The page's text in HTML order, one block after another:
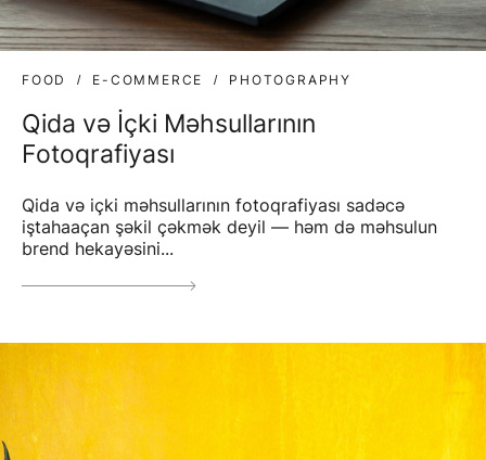
FOOD E-COMMERCE PHOTOGRAPHY
Qida və İçki Məhsullarının
Fotoqrafiyası
Qida və içki məhsullarının fotoqrafiyası sadəcə
iştahaaçan şəkil çəkmək deyil — həm də məhsulun
brend hekayəsini...